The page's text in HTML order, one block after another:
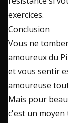
exercices.
Conclusion
Vous ne
amoureux du
et vous sentir
amoureuse
Mais pour
c'est un moyen